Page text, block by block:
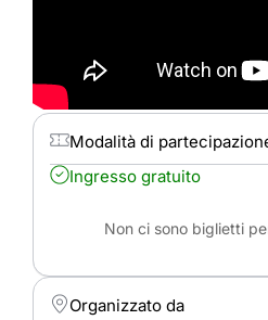
Modalità di
Ingresso gratuito
Non ci sono biglietti
Organizzato da